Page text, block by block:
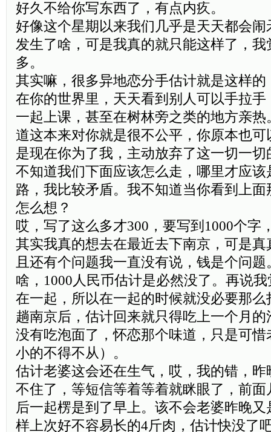
好久不给你写东西了，有点内疚。
好像这个星期以来我们几乎是天天都会
发生了啥，可是我真的就只能这样了，
多。
其实嘛，很多异地恋分手估计就是这样
在你的世界里，天天看到别人可以手拉
一起上课，甚至在树林旁之类的地方亲
道这本来对你就是很不公平，你原本也
是现在你为了我，主动放弃了这一切一
不知道我们下面应该怎么走，哪里才应
路，我比较矛盾。我不知道当你看到上
怎么想？
哎，写了这么多才300，要写到1000个字
其实我真的想去在最近去下南京，可是
且还有个问题我一直没有说，钱是个问
啥，1000人民币估计是必然没了。再说
在一起，所以在一起的时候就没必要那
趟南京后，估计回来就只得吃上一个月
没有吃泡面了，怀恋那个味道，只是可
小的不得不从）。
估计老婆这会还在生气，哎，我的错，
不住了，等短信等着等着就眯眼了，前
后一起楞是到了早上。该不会老婆昨晚
样上次好不容易长的4斤肉，估计快没了